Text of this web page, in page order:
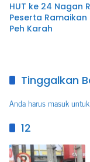
HUT ke 24 Nagan
Peserta Ramaikan
Peh Karah
Tinggalkan
Anda harusmasuk
12